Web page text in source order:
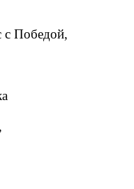
с Победой,